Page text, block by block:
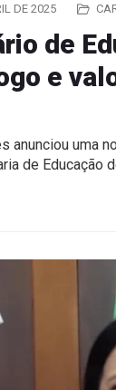
DE 2025
de
e
anunciou uma
de Educação